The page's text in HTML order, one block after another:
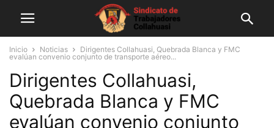
Inicio Noticias
Dirigentes Collahuasi, Quebrada Blanca y FMC
evalúan convenio conjunto de transporte aéreo...
Dirigentes Collahuasi,
Quebrada Blanca y FMC
evalúan convenio conjunto